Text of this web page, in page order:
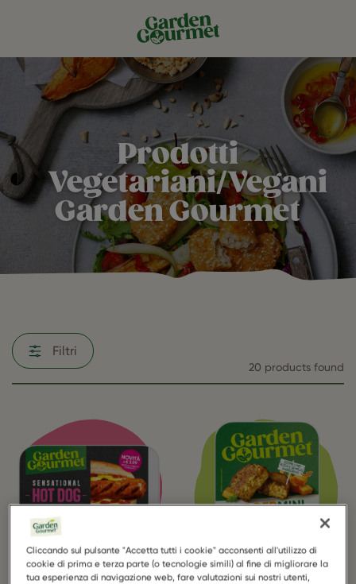
Prodotti
Vegetariani/Vegani
Garden Gourmet
Filtri
20 products found
Cliccando sul pulsante "Accetta tutti i cookie" acconsenti all'utilizzo di
cookie di prima e terza parte (o tecnologie simili) al fine di migliorare la
tua esperienza di navigazione web, fare valutazioni sui nostri utenti,